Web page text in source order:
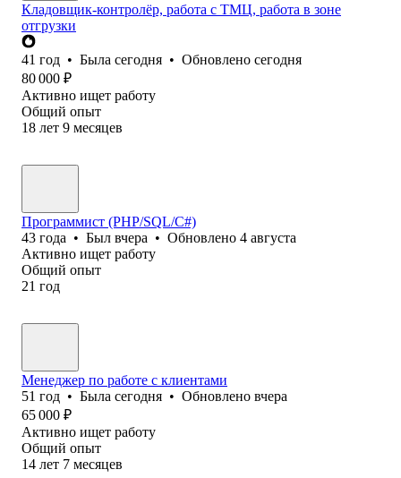
Кладовщик-контролёр, работа с ТМЦ, работа в зоне
отгрузки
41 год • Была сегодня • Обновлено сегодня
80 000 ₽
Активно ищет работу
Общий опыт
18 лет 9 месяцев
Программист (PHP/SQL/C#)
43 года • Был вчера • Обновлено 4 августа
Активно ищет работу
Общий опыт
21 год
Менеджер по работе с клиентами
51 год • Была сегодня • Обновлено вчера
65 000 ₽
Активно ищет работу
Общий опыт
14 лет 7 месяцев